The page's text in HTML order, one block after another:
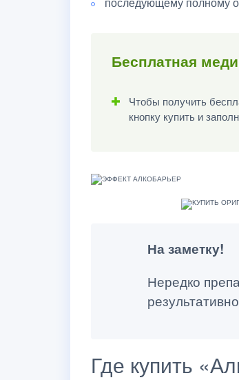
Бесплатная
Чтобы получить
кнопку купить и
На заметку!
Нередко
Где купить